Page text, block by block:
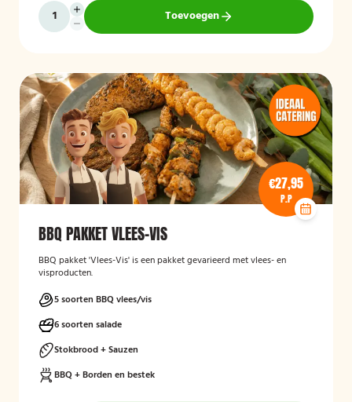
Toevoegen
€27,95
P.P
BBQ PAKKET VLEES-VIS
BBQ pakket 'Vlees-Vis' is een pakket gevarieerd met vlees- en
visproducten.
5 soorten BBQ vlees/vis
6 soorten salade
Stokbrood + Sauzen
BBQ + Borden en bestek